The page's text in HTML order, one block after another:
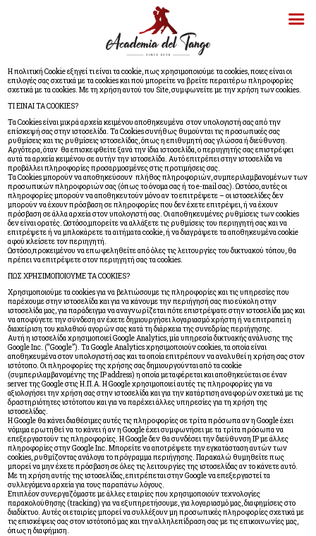
Η πολιτική Cookie εξηγεί τι είναι τα cookie, πως χρησιμοποιούμε τα cookies, ποιες είναι οι
επιλογές σας σχετικά με τα cookies και πού μπορείτε να βρείτε περαιτέρω πληροφορίες
σχετικά με τα cookies. Με τη χρήση αυτού του Site, συμφωνείτε με την χρήση των cookies.
ΤΙ ΕΙΝΑΙ ΤΑ COOKIES?
Τα Cookies είναι μικρά αρχεία κειμένου αποθηκευμένα στον υπολογιστή σας από την
επίσκεψή σας στην ιστοσελίδα. Τα Cookies συνήθως θυμούνται τις προσωπικές σας
ρυθμίσεις και τις ρυθμίσεις ιστοσελίδας, όπως η επιθυμητή σας γλώσσα ή διεύθυνση.
Αργότερα, όταν θα επισκεφθείτε ξανά την ίδια ιστοσελίδα, ο περιηγητής σας επιστρέφει
αυτά τα αρχεία κειμένου σε αυτήν την ιστοσελίδα. Αυτό επιτρέπει στην ιστοσελίδα να
προβάλλει πληροφορίες προσαρμοσμένες στις προτιμήσεις σας.
Τα Cookies μπορούν να αποθηκεύσουν πλήθος πληροφοριών, συμπεριλαμβανομένων των
προσωπικών πληροφοριών σας (όπως το όνομα σας ή το e-mail σας). Ωστόσο, αυτές οι
πληροφορίες μπορούν να αποθηκευτούν μόνο αν το επιτρέψετε – οι ιστοσελίδες δεν
μπορούν να έχουν πρόσβαση σε πληροφορίες που δεν έχετε επιτρέψει, ή να έχουν
πρόσβαση σε άλλα αρχεία στον υπολογιστή σας. Οι αποθηκευμένες ρυθμίσεις των cookies
δεν είναι ορατές. Ωστόσο,μπορείτε να αλλάξετε τις ρυθμίσεις του περιηγητή σας και να
επιτρέψετε ή να μπλοκάρετε τα αιτήματα cookie, ή να διαγράψετε τα αποθηκευμένα cookie
αφού κλείσετε τον περιηγητή.
Ωστόσο,προκειμένου να επωφεληθείτε από όλες τις λειτουργίες του δικτυακού τόπου, θα
πρέπει να επιτρέψετε στον περιηγητή σας τα cookies.
ΠΩΣ ΧΡΗΣΙΜΟΠΟΙΟΥΜΕ ΤΑ COOKIES?
Χρησιμοποιούμε τα cookies για να βελτιώσουμε τις πληροφορίες και τις υπηρεσίες που
παρέχουμε στην ιστοσελίδα και για να κάνουμε την περιήγησή σας πιο εύκολη στην
ιστοσελίδα μας, για παράδειγμα να αναγνωρίζεται πότε επιστρέψατε στην ιστοσελίδα μας και
να αποφύγετε την σύνδεση αν έχετε δημιουργήσει λογαριασμό χρήστη ή να επιτραπεί η
διαχείριση του καλαθιού αγορών σας κατά τη διάρκεια της συνεδρίας περιήγησης.
Αυτή η ιστοσελίδα χρησιμοποιεί Google Analytics, μία υπηρεσία δικτυακής ανάλυσης της
Google Inc. (“Google”). Τα Google Analytics χρησιμοποιούν cookies, τα οποία είναι
αποθηκευμένα στον υπολογιστή σας και τα οποία επιτρέπουν να αναλυθεί η χρήση σας στον
ιστότοπο. Οι πληροφορίες της χρήσης σας δημιουργούνται από τα cookie
(συμπεριλαμβανομένης της IP address) η οποία μεταφέρεται και αποθηκεύεται σε έναν
server της Google στις Η.Π.Α. Η Google χρησιμοποιεί αυτές τις πληροφορίες για να
αξιολογήσει την χρήση σας στην ιστοσελίδα και για την κατάρτιση αναφορών σχετικά με τις
δραστηριότητες ιστότοπου και για να παρέχει άλλες υπηρεσίες για τη χρήση της
ιστοσελίδας.
Η Google θα κάνει διαθέσιμες αυτές τις πληροφορίες σε τρίτα πρόσωπα αν η Google έχει
νόμιμα ερωτηθεί να το κάνει ή αν η Google έχει συμφωνήσει με τα τρίτα πρόσωπα να
επεξεργαστούν τις πληροφορίες. Η Google δεν θα συνδέσει την διεύθυνση IP με άλλες
πληροφορίες στην Google Inc. Μπορείτε να αποτρέψετε την εγκατάσταση αυτών των
cookies, ρυθμίζοντας ανάλογα το πρόγραμμα περιήγησης. Παρακαλώ θυμηθείτε πως
μπορεί να μην έχετε πρόσβαση σε όλες τις λειτουργίες της ιστοσελίδας αν το κάνετε αυτό.
Με τη χρήση αυτής της ιστοσελίδας, επιτρέπεται στην Google να επεξεργαστεί τα
συλλεγόμενα αρχεία για τους παραπάνω λόγους.
Επιπλέον συνεργαζόμαστε με άλλες εταιρίες που χρησιμοποιούν τεχνολογίες
παρακολούθησης (tracking) για να εξυπηρετήσουμε, για λογαριασμό μας, διαφημίσεις στο
διαδίκτυο. Αυτές οι εταιρίες μπορεί να συλλέξουν μη προσωπικές πληροφορίες σχετικά με
τις επισκέψεις σας στον ιστότοπό μας και την αλληλεπίδραση σας με τις επικοινωνίες μας,
όπως η διαφήμιση.